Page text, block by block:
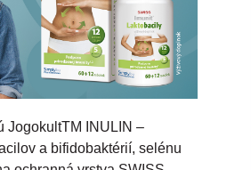
JogokultTM INULIN –
a bifidobaktérií, selénu